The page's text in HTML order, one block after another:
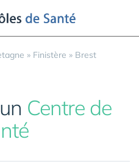
» Finistère » Brest
Centre de